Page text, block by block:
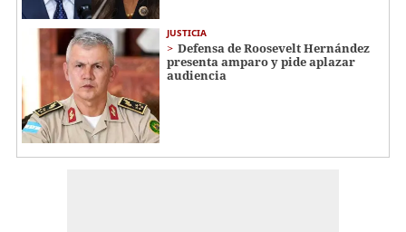
JUSTICIA
Defensa de Roosevelt Hernández
presenta amparo y pide aplazar
audiencia